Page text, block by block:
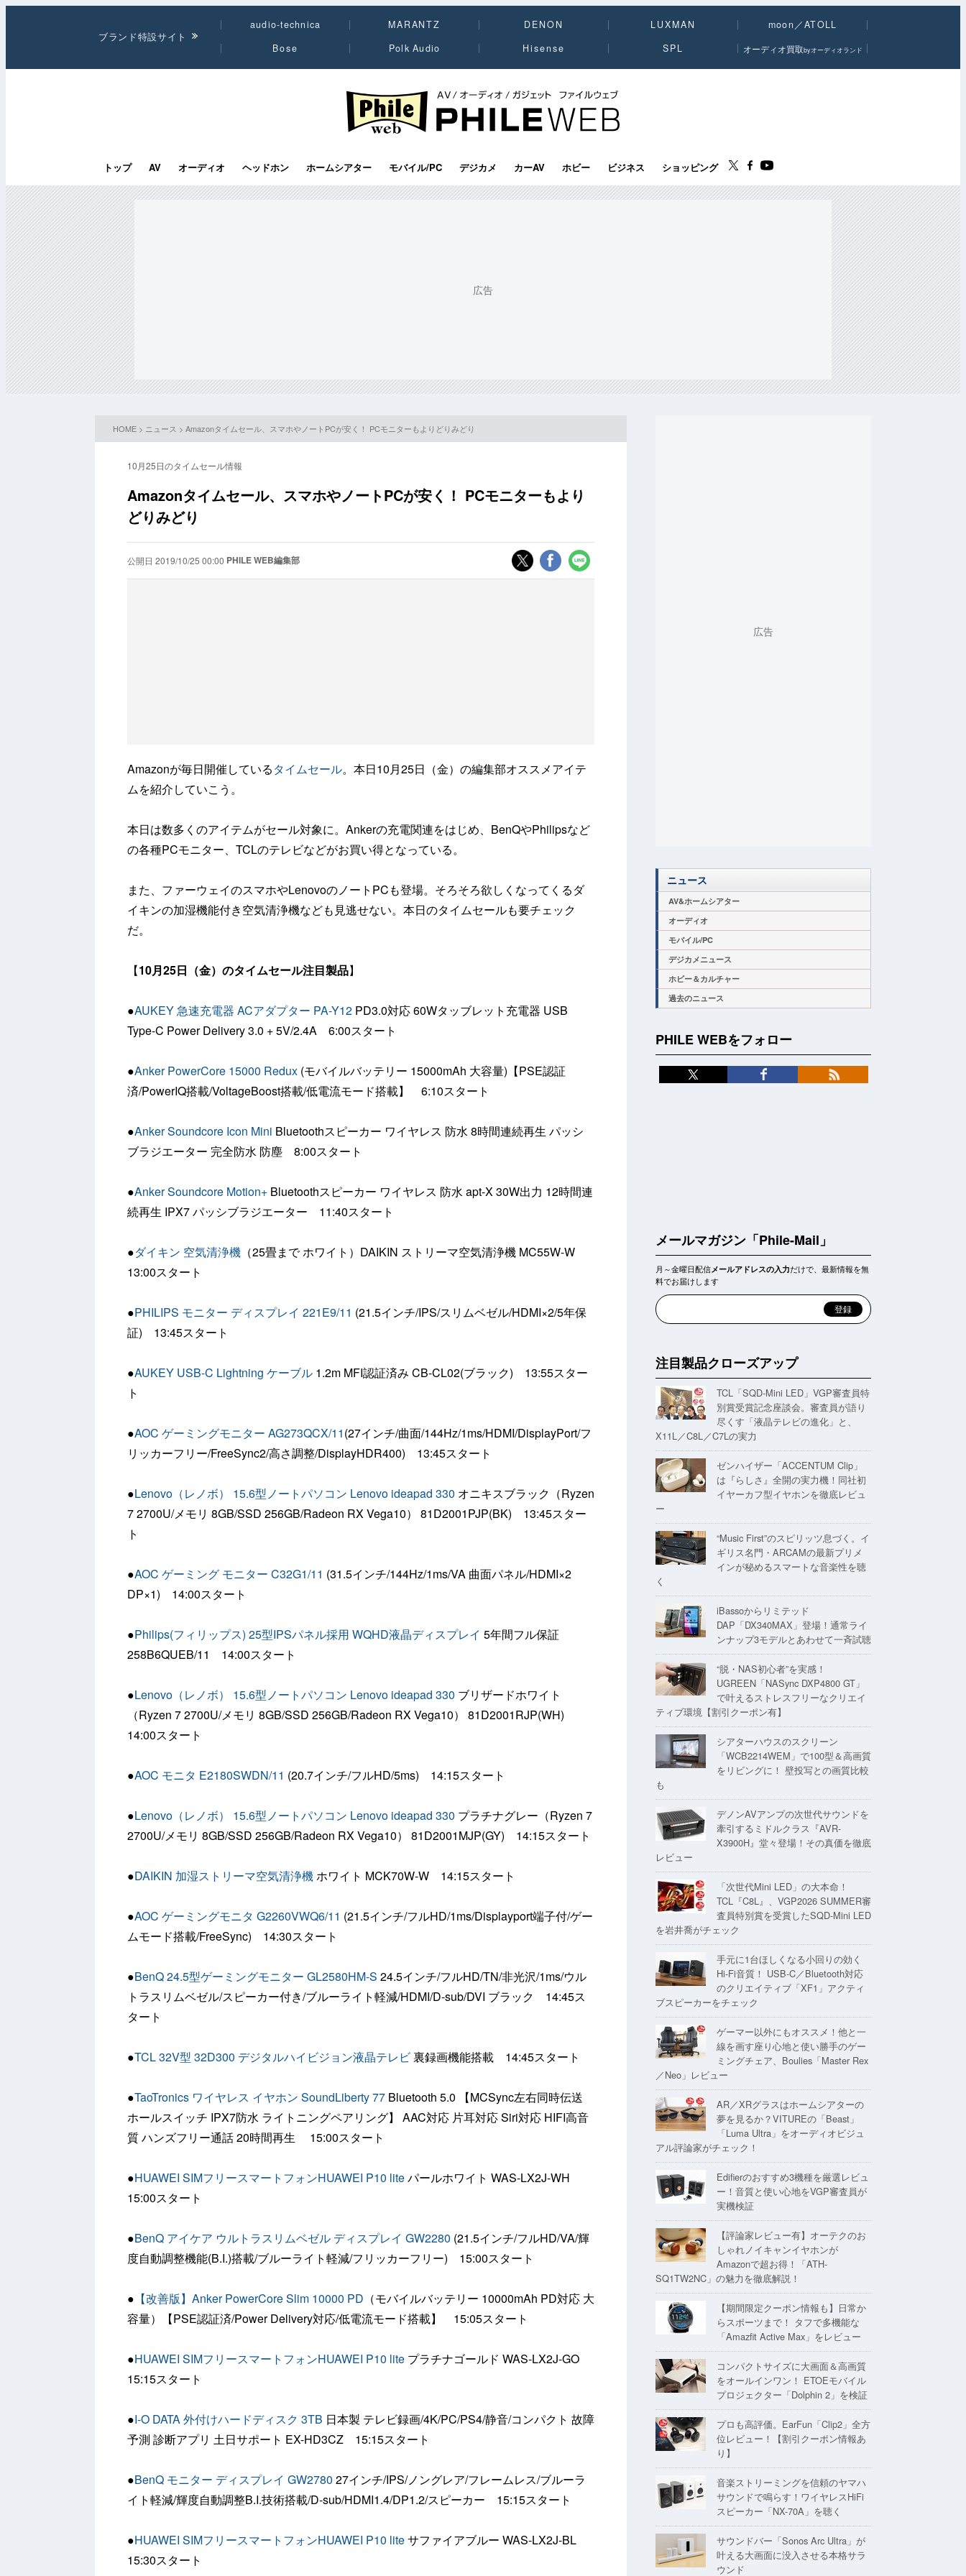
ブランド特設サイト
audio-technica MARANTZ DENON LUXMAN
moon／ATOLL
Bose
Polk Audio Hisense SPL オーディオ買取byオーディオランド
PHILE WEB｜AV/オーディオ/ガジェット
トップ AV オーディオ ヘッドホン ホームシアター モバイル/PC デジカメ カーAV ホビー ビジネス ショッピング
HOME > ニュース > Amazonタイムセール、スマホやノートPCが安く！ PCモニターもよりどりみどり
10月25日のタイムセール情報
Amazonタイムセール、スマホやノートPCが安く！ PCモニターもより
どりみどり
公開日 2019/10/25 00:00 PHILE WEB編集部
Amazonが毎日開催しているタイムセール。本日10月25日（金）の編集部オススメアイテ
ムを紹介していこう。
本日は数多くのアイテムがセール対象に。Ankerの充電関連をはじめ、BenQやPhilipsなど
の各種PCモニター、TCLのテレビなどがお買い得となっている。
また、ファーウェイのスマホやLenovoのノートPCも登場。そろそろ欲しくなってくるダ
イキンの加湿機能付き空気清浄機なども見逃せない。本日のタイムセールも要チェック
だ。
【10月25日（金）のタイムセール注目製品】
●AUKEY 急速充電器 ACアダプター PA-Y12 PD3.0対応 60Wタッブレット充電器 USB
Type-C Power Delivery 3.0 + 5V/2.4A 6:00スタート
●Anker PowerCore 15000 Redux (モバイルバッテリー 15000mAh 大容量)【PSE認証
済/PowerIQ搭載/VoltageBoost搭載/低電流モード搭載】 6:10スタート
●Anker Soundcore Icon Mini Bluetoothスピーカー ワイヤレス 防水 8時間連続再生 パッシ
ブラジエーター 完全防水 防塵 8:00スタート
●Anker Soundcore Motion+ Bluetoothスピーカー ワイヤレス 防水 apt-X 30W出力 12時間連
続再生 IPX7 パッシブラジエーター 11:40スタート
●ダイキン 空気清浄機 （25畳まで ホワイト）DAIKIN ストリーマ空気清浄機 MC55W-W
13:00スタート
●PHILIPS モニター ディスプレイ 221E9/11 (21.5インチ/IPS/スリムベゼル/HDMI×2/5年保
証) 13:45スタート
●AUKEY USB-C Lightning ケーブル 1.2m MFI認証済み CB-CL02(ブラック) 13:55スター
ト
●AOC ゲーミングモニター AG273QCX/11(27インチ/曲面/144Hz/1ms/HDMI/DisplayPort/フ
リッカーフリー/FreeSync2/高さ調整/DisplayHDR400) 13:45スタート
●Lenovo（レノボ） 15.6型ノートパソコン Lenovo ideapad 330 オニキスブラック（Ryzen
7 2700U/メモリ 8GB/SSD 256GB/Radeon RX Vega10） 81D2001PJP(BK) 13:45スター
ト
●AOC ゲーミング モニター C32G1/11 (31.5インチ/144Hz/1ms/VA 曲面パネル/HDMI×2
DP×1) 14:00スタート
●Philips(フィリップス) 25型IPSパネル採用 WQHD液晶ディスプレイ 5年間フル保証
258B6QUEB/11 14:00スタート
●Lenovo（レノボ） 15.6型ノートパソコン Lenovo ideapad 330 ブリザードホワイト
（Ryzen 7 2700U/メモリ 8GB/SSD 256GB/Radeon RX Vega10） 81D2001RJP(WH)
14:00スタート
●AOC モニタ E2180SWDN/11 (20.7インチ/フルHD/5ms) 14:15スタート
●Lenovo（レノボ） 15.6型ノートパソコン Lenovo ideapad 330 プラチナグレー（Ryzen 7
2700U/メモリ 8GB/SSD 256GB/Radeon RX Vega10） 81D2001MJP(GY) 14:15スタート
●DAIKIN 加湿ストリーマ空気清浄機 ホワイト MCK70W-W 14:15スタート
●AOC ゲーミングモニタ G2260VWQ6/11 (21.5インチ/フルHD/1ms/Displayport端子付/ゲー
ムモード搭載/FreeSync) 14:30スタート
●BenQ 24.5型ゲーミングモニター GL2580HM-S 24.5インチ/フルHD/TN/非光沢/1ms/ウル
トラスリムベゼル/スピーカー付き/ブルーライト軽減/HDMI/D-sub/DVI ブラック 14:45ス
タート
●TCL 32V型 32D300 デジタルハイビジョン液晶テレビ裏録画機能搭載 14:45スタート
●TaoTronics ワイヤレス イヤホン SoundLiberty 77 Bluetooth 5.0 【MCSync左右同時伝送
ホールスイッチ IPX7防水 ライトニングペアリング】 AAC対応 片耳対応 Siri対応 HIFI高音
質 ハンズフリー通話 20時間再生 15:00スタート
●HUAWEI SIMフリースマートフォンHUAWEI P10 liteパールホワイト WAS-LX2J-WH
15:00スタート
●BenQ アイケア ウルトラスリムベゼル ディスプレイ GW2280 (21.5インチ/フルHD/VA/輝
度自動調整機能(B.I.)搭載/ブルーライト軽減/フリッカーフリー) 15:00スタート
● 【改善版】Anker PowerCore Slim 10000 PD （モバイルバッテリー 10000mAh PD対応 大
容量）【PSE認証済/Power Delivery対応/低電流モード搭載】 15:05スタート
●HUAWEI SIMフリースマートフォンHUAWEI P10 lite プラチナゴールド WAS-LX2J-GO
15:15スタート
●I-O DATA 外付けハードディスク 3TB 日本製 テレビ録画/4K/PC/PS4/静音/コンパクト 故障
予測 診断アプリ 土日サポート EX-HD3CZ 15:15スタート
●BenQ モニター ディスプレイ GW2780 27インチ/IPS/ノングレア/フレームレス/ブルーラ
イト軽減/輝度自動調整B.I.技術搭載/D-sub/HDMI1.4/DP1.2/スピーカー 15:15スタート
●HUAWEI SIMフリースマートフォンHUAWEI P10 liteサファイアブルー WAS-LX2J-BL
15:30スタート
ニュース
AV&ホームシアター
オーディオ
モバイル/PC
デジカメニュース
ホビー＆カルチャー
過去のニュース
PHILE WEBをフォロー
メールマガジン「Phile-Mail」
月～金曜日配信メールアドレスの入力だけで、最新情報を無
料でお届けします
注目製品クローズアップ
TCL「SQD-Mini LED」VGP審査員特
別賞受賞記念座談会。審査員が語り
尽くす「液晶テレビの進化」と、
X11L／C8L／C7Lの実力
ゼンハイザー「ACCENTUM Clip」
は『らしさ』全開の実力機！同社初
イヤーカフ型イヤホンを徹底レビュ
ー
“Music First”のスピリッツ息づく。イ
ギリス名門・ARCAMの最新プリメ
インが秘めるスマートな音楽性を聴
く
iBassoからリミテッド
DAP「DX340MAX」登場！通常ライ
ンナップ3モデルとあわせて一斉試聴
“脱・NAS初心者”を実感！
UGREEN「NASync DXP4800 GT」
で叶えるストレスフリーなクリエイ
ティブ環境【割引クーポン有】
シアターハウスのスクリーン
「WCB2214WEM」で100型＆高画質
をリビングに！ 壁投写との画質比較
も
デノンAVアンプの次世代サウンドを
牽引するミドルクラス『AVR-
X3900H』堂々登場！その真価を徹底
レビュー
「次世代Mini LED」の大本命！
TCL『C8L』、VGP2026 SUMMER審
査員特別賞を受賞したSQD-Mini LED
を岩井喬がチェック
手元に1台ほしくなる小回りの効く
Hi-Fi音質！ USB-C／Bluetooth対応
のクリエイティブ「XF1」アクティ
ブスピーカーをチェック
ゲーマー以外にもオススメ！他と一
線を画す座り心地と使い勝手のゲー
ミングチェア、Boulies「Master Rex
／Neo」レビュー
AR／XRグラスはホームシアターの
夢を見るか？VITUREの「Beast」
「Luma Ultra」をオーディオビジュ
アル評論家がチェック！
Edifierのおすすめ3機種を厳選レビュ
ー！音質と使い心地をVGP審査員が
実機検証
【評論家レビュー有】オーテクのお
しゃれノイキャンイヤホンが
Amazonで超お得！「ATH-
SQ1TW2NC」の魅力を徹底解説！
【期間限定クーポン情報も】日常か
らスポーツまで！ タフで多機能な
「Amazfit Active Max」をレビュー
コンパクトサイズに大画面＆高画質
をオールインワン！ ETOEモバイル
プロジェクター「Dolphin 2」を検証
プロも高評価。EarFun「Clip2」全方
位レビュー！【割引クーポン情報あ
り】
音楽ストリーミングを信頼のヤマハ
サウンドで鳴らす！ワイヤレスHiFi
スピーカー「NX-70A」を聴く
サウンドバー「Sonos Arc Ultra」が
叶える大画面に没入させる本格サラ
ウンド